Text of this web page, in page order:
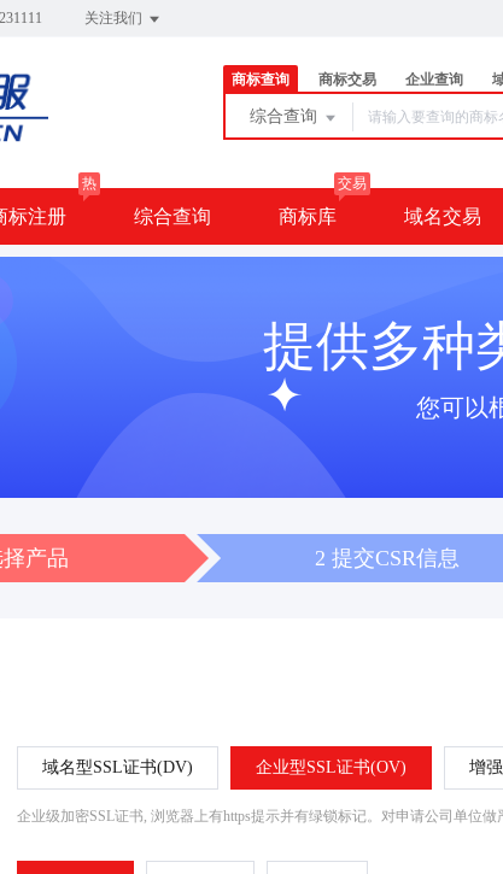
关注我们
商标查询 商标交易 企业查询
综合查询
标注册
热
综合查询 商标库
交易
域名交易
提供多种
您可以
择产品 2 提交CSR信息
域名型SSL证书(DV) 企业型SSL证书(OV) 增
企业级加密SSL证书, 浏览器上有https提示并有绿锁标记。对申请公司单位